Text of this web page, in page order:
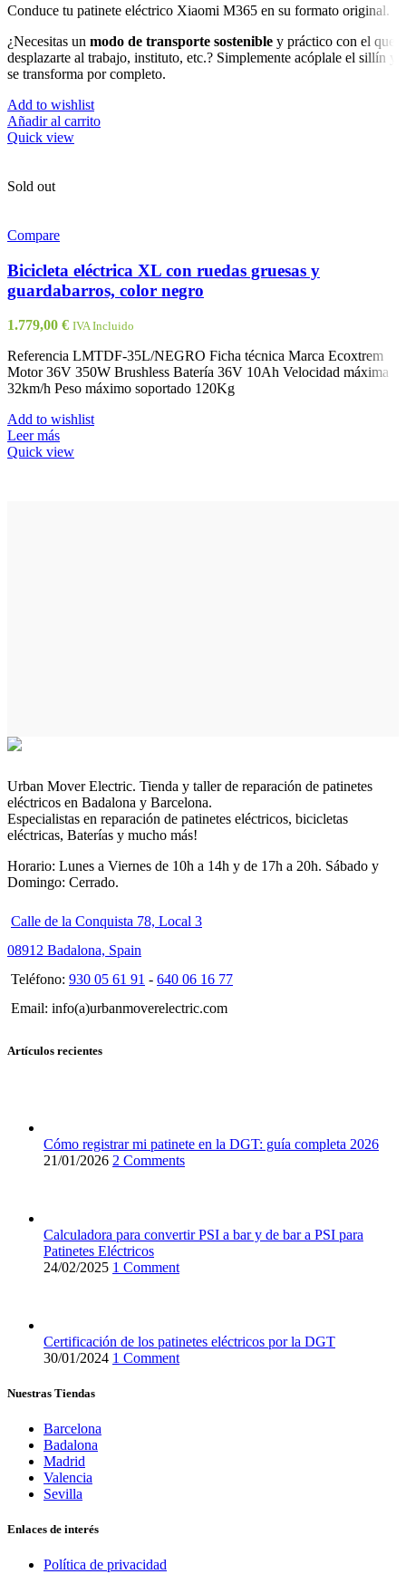
Conduce tu patinete eléctrico Xiaomi M365 en su formato original.
¿Necesitas un modo de transporte sostenible y práctico con el que
desplazarte al trabajo, instituto, etc.? Simplemente acóplale el sillín y
se transforma por completo.
Add to wishlist
Añadir al carrito
Quick view
Sold out
Compare
Bicicleta eléctrica XL con ruedas gruesas y
guardabarros, color negro
1.779,00 € IVA Incluido
Referencia LMTDF-35L/NEGRO Ficha técnica Marca Ecoxtrem
Motor 36V 350W Brushless Batería 36V 10Ah Velocidad máxima
32km/h Peso máximo soportado 120Kg
Add to wishlist
Leer más
Quick view
Urban Mover Electric. Tienda y taller de reparación de patinetes
eléctricos en Badalona y Barcelona.
Especialistas en reparación de patinetes eléctricos, bicicletas
eléctricas, Baterías y mucho más!
Horario: Lunes a Viernes de 10h a 14h y de 17h a 20h. Sábado y
Domingo: Cerrado.
Calle de la Conquista 78, Local 3
08912 Badalona, Spain
Teléfono: 930 05 61 91 - 640 06 16 77
Email: info(a)urbanmoverelectric.com
Artículos recientes
Cómo registrar mi patinete en la DGT: guía completa 2026
21/01/2026 2 Comments
Calculadora para convertir PSI a bar y de bar a PSI para
Patinetes Eléctricos
24/02/2025 1 Comment
Certificación de los patinetes eléctricos por la DGT
30/01/2024 1 Comment
Nuestras Tiendas
Barcelona
Badalona
Madrid
Valencia
Sevilla
Enlaces de interés
Política de privacidad